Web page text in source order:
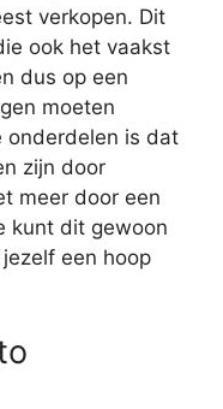
verkopen. Dit
ook het vaakst
dus op een
moeten
onderdelen is dat
zijn door
meer door een
kunt dit gewoon
een hoop